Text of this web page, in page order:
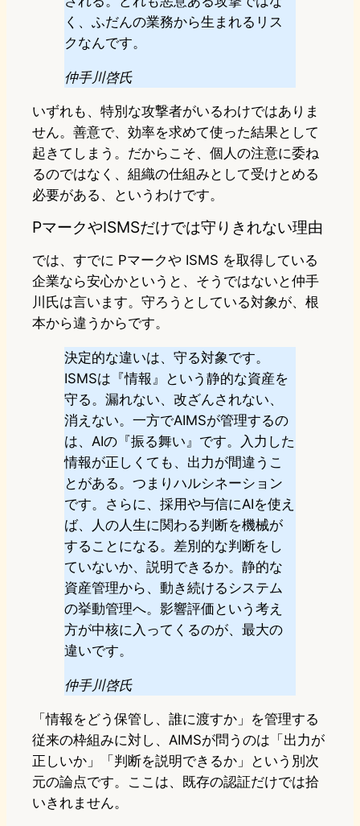
く、ふだんの業務から生まれるリス
クなんです。
仲手川啓氏
いずれも、特別な攻撃者がいるわけではありま
せん。善意で、効率を求めて使った結果として
起きてしまう。だからこそ、個人の注意に委ね
るのではなく、組織の仕組みとして受けとめる
必要がある、というわけです。
PマークやISMSだけでは守りきれない理由
では、すでに Pマークや ISMS を取得している
企業なら安心かというと、そうではないと仲手
川氏は言います。守ろうとしている対象が、根
本から違うからです。
決定的な違いは、守る対象です。
ISMSは『情報』という静的な資産を
守る。漏れない、改ざんされない、
消えない。一方でAIMSが管理するの
は、AIの『振る舞い』です。入力した
情報が正しくても、出力が間違うこ
とがある。つまりハルシネーション
です。さらに、採用や与信にAIを使え
ば、人の人生に関わる判断を機械が
することになる。差別的な判断をし
ていないか、説明できるか。静的な
資産管理から、動き続けるシステム
の挙動管理へ。影響評価という考え
方が中核に入ってくるのが、最大の
違いです。
仲手川啓氏
「情報をどう保管し、誰に渡すか」を管理する
従来の枠組みに対し、AIMSが問うのは「出力が
正しいか」「判断を説明できるか」という別次
元の論点です。ここは、既存の認証だけでは拾
いきれません。